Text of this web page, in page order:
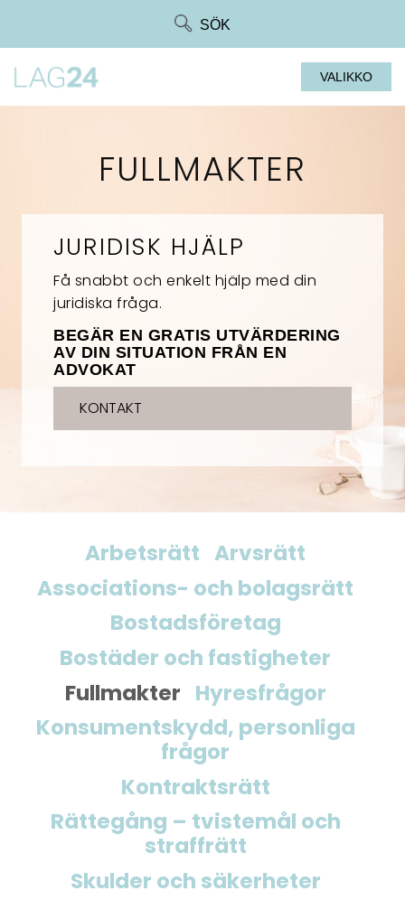
SÖK
VALIKKO
FULLMAKTER
JURIDISK HJÄLP
Få snabbt och enkelt hjälp med din
juridiska fråga.
BEGÄR EN GRATIS UTVÄRDERING
AV DIN SITUATION FRÅN EN
ADVOKAT
KONTAKT
Arbetsrätt Arvsrätt
Associations- och bolagsrätt
Bostadsföretag
Bostäder och fastigheter
Fullmakter Hyresfrågor
Konsumentskydd, personliga
frågor
Kontraktsrätt
Rättegång – tvistemål och
straffrätt
Skulder och säkerheter